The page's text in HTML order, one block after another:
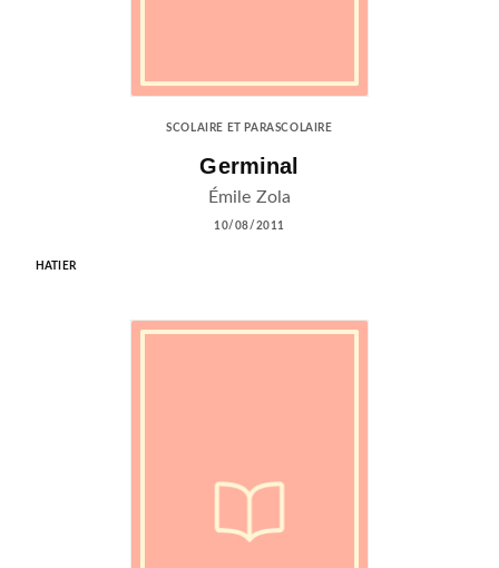
SCOLAIRE ET PARASCOLAIRE
Germinal
Émile Zola
10/08/2011
HATIER